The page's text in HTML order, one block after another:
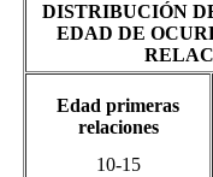
DISTRIBUCIÓN
EDAD DE
Edad primeras
relaciones
10-15